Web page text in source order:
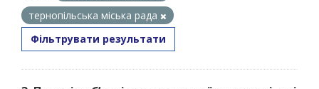
тернопільська міська рада
Фільтрувати результати